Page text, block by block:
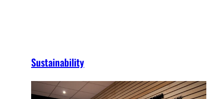
Sustainability